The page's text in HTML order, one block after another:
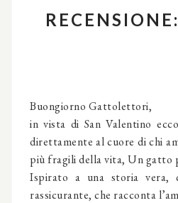
Buongiorno Gattolettori,
in vista di San Valentino
direttamente al cuore di chi
più fragili della vita, Un gatto
Ispirato a una storia vera,
rassicurante, che racconta